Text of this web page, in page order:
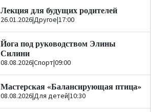
Лекция для будущих родителей
26.01.2026|Другое|17:00
Йога под руководством Элины
Силини
08.08.2026|Спорт|09:00
Мастерская «Балансирующая птица»
08.08.2026|Для детей|10:30